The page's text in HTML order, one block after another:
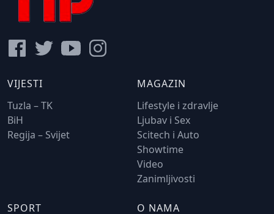
VIJESTI
Tuzla – TK
BiH
Regija – Svijet
MAGAZIN
Lifestyle i zdravlje
Ljubav i Sex
Scitech i Auto
Showtime
Video
Zanimljivosti
SPORT O NAMA